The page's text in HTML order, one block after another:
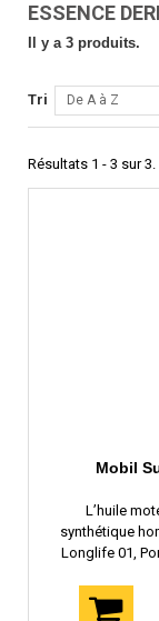
ESSENCE
Il y a 3 produits.
Tri De A à Z
Résultats 1 - 3 sur 3.
Mobil
L’huile
synthétique
Longlife 01,